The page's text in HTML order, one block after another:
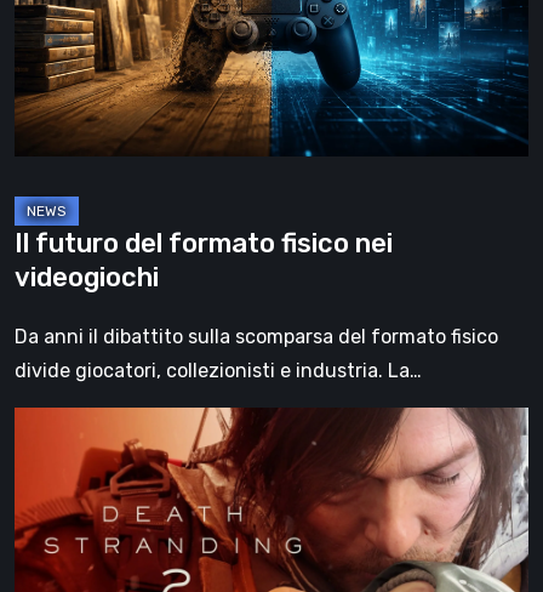
fisico
videogiochi
Il futuro del formato fisico nei
videogiochi
Da anni il dibattito sulla scomparsa del formato fisico
divide giocatori, collezionisti e industria. La…
Stranding
On
the